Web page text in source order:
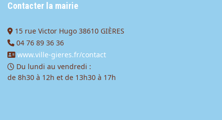
Contacter la mairie
15 rue Victor Hugo 38610 GIÈRES
04 76 89 36 36
www.ville-gieres.fr/contact
Du lundi au vendredi :
de 8h30 à 12h et de 13h30 à 17h